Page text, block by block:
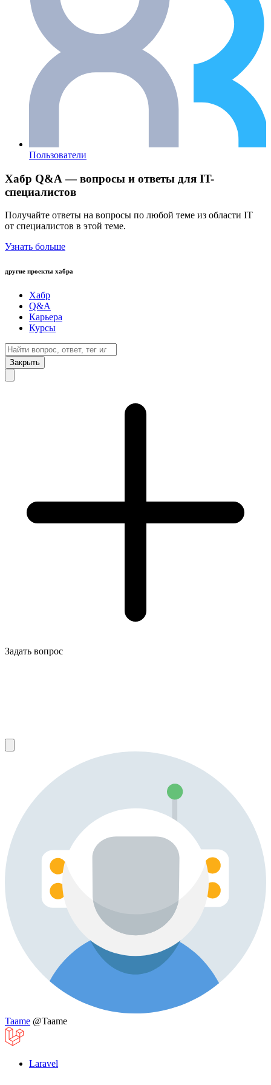
Пользователи
Хабр Q&A — вопросы и ответы для IT-
специалистов
Получайте ответы на вопросы по любой теме из области IT
от специалистов в этой теме.
Узнать больше
другие проекты хабра
Хабр
Q&A
Карьера
Курсы
Закрыть
Задать вопрос
Taame @Taame
Laravel